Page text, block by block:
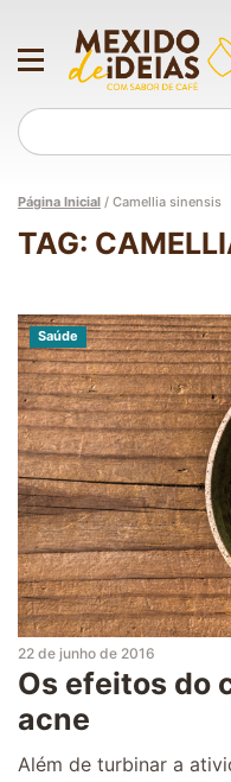
Página Inicial / Camellia sinensis
TAG:
Saúde
22 de junho de 2016
Os efeitos do
acne
Além de turbinar a